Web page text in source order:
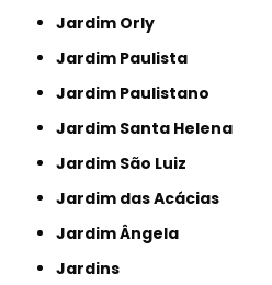
Jardim Orly
Jardim Paulista
Jardim Paulistano
Jardim Santa Helena
Jardim São Luiz
Jardim das Acácias
Jardim Ângela
Jardins